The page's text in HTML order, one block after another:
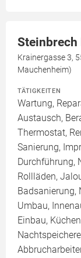
Steinbrech
Krainergasse 3,
Mauchenheim)
TÄTIGKEITEN
Wartung,
Austausch,
Thermostat,
Sanierung,
Durchführung,
Rollläden,
Badsanierung,
Umbau,
Einbau,